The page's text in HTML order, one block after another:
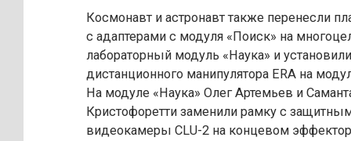
Космонавт и астронавт также перенесли
с адаптерами с модуля «Поиск» на
лабораторный модуль «Наука» и
дистанционного манипулятора ERA на
На модуле «Наука» Олег Артемьев и
Кристофоретти заменили рамку с
видеокамеры CLU-2 на концевом